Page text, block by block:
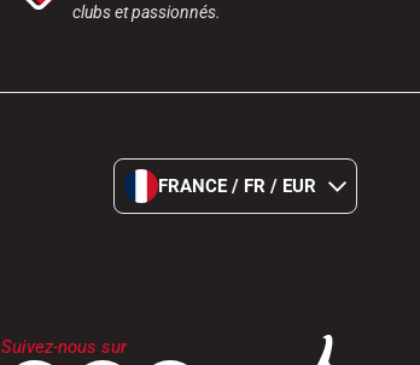
clubs et passionnés.
FRANCE / FR / EUR
Suivez-nous sur